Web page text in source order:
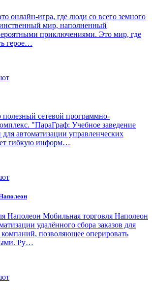
онлайн-игра, где люди со всего земного
мир, наполненный
приключениями. Это мир, где
герое…
полезный сетевой программно-
"ПараГраф: Учебное заведение
автоматизации управленческих
гибкую информ…
Наполеон Мобильная торговля Наполеон
удалённого сбора заказов для
позволяющее оперировать
Ру…